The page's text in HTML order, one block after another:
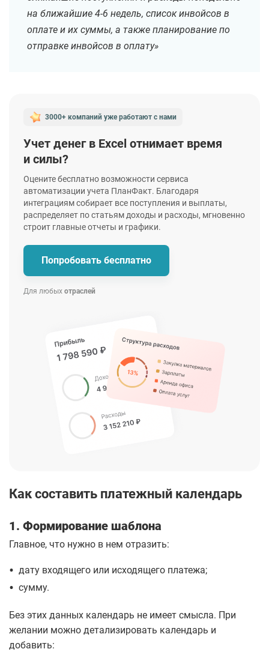
на ближайшие 4-6 недель, список инвойсов в
оплате и их суммы, а также планирование по
отправке инвойсов в оплату»
3000+ компаний уже работают с нами
Учет денег в Excel отнимает время
и силы?
Оцените бесплатно возможности сервиса
автоматизации учета ПланФакт. Благодаря
интеграциям собирает все поступления и выплаты,
распределяет по статьям доходы и расходы, мгновенно
строит главные отчеты и графики.
Попробовать бесплатно
Для любых отраслей
Как составить платежный календарь
1. Формирование шаблона
Главное, что нужно в нем отразить:
• дату входящего или исходящего платежа;
• сумму.
Без этих данных календарь не имеет смысла. При
желании можно детализировать календарь и
добавить: